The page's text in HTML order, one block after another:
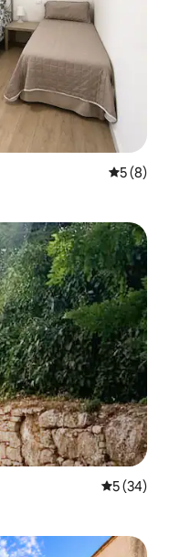
平均评分
5 (8)
平均评分
5 (34)